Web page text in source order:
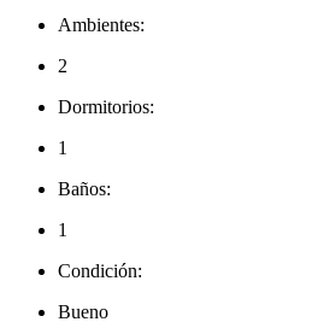
Ambientes:
2
Dormitorios:
1
Baños:
1
Condición:
Bueno